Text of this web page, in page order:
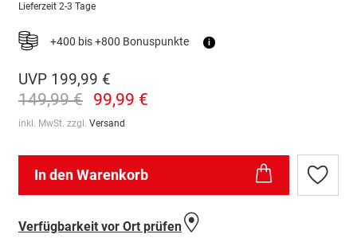
Lieferzeit 2-3 Tage
+400 bis +800 Bonuspunkte i
UVP 199,99 €
149,99 € 99,99 €
inkl. MwSt. zzgl. Versand
In den Warenkorb
Zur
Verfügbarkeit vor Ort prüfen